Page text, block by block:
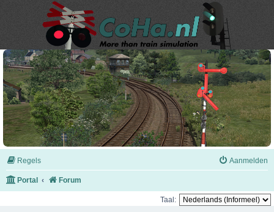
Regels Aanmelden
Portal Forum
Taal: